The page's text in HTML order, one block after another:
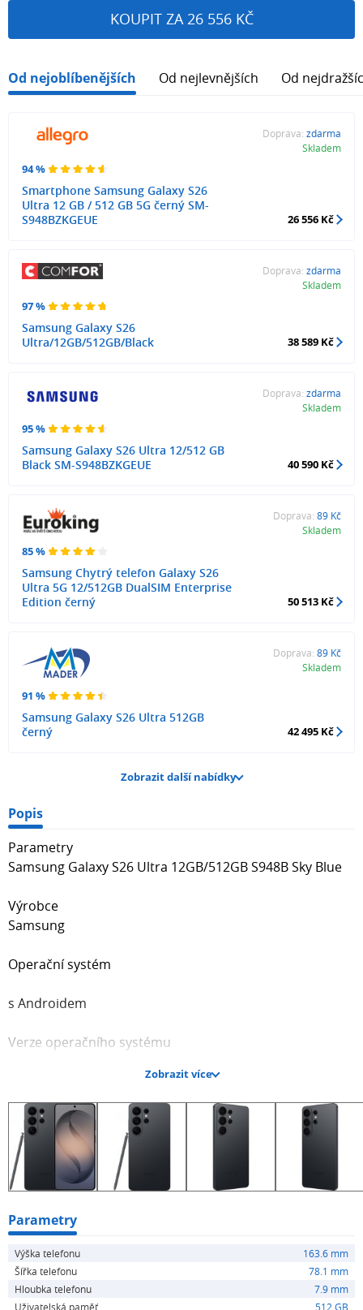
KOUPIT ZA 26 556 KČ
Od nejoblíbenějších Od nejlevnějších Od
94 %
Smartphone Samsung Galaxy S26
Ultra 12 GB / 512 GB 5G černý SM-
S948BZKGEUE
Doprava: zdarma
Skladem
26 556 Kč
97 %
Samsung Galaxy S26
Ultra/12GB/512GB/Black
Doprava: zdarma
Skladem
38 589 Kč
95 %
Samsung Galaxy S26 Ultra 12/512 GB
Black SM-S948BZKGEUE
Doprava: zdarma
Skladem
40 590 Kč
85 %
Samsung Chytrý telefon Galaxy S26
Ultra 5G 12/512GB DualSIM Enterprise
Edition černý
Doprava: 89 Kč
Skladem
50 513 Kč
91 %
Samsung Galaxy S26 Ultra 512GB
černý
Doprava: 89 Kč
Skladem
42 495 Kč
Zobrazit další nabídky
Popis
Parametry
Samsung Galaxy S26 Ultra 12GB/512GB S948B Sky Blue
Výrobce
Samsung
Operační systém
s Androidem
Verze operačního systému
Uživatelská paměť
512 GB
12 GB
Produktová řada
Zobrazit více
Parametry
Výška telefonu
163.6 mm
Šířka telefonu
78.1 mm
Hloubka telefonu
7.9 mm
Uživatelská paměť
512 GB